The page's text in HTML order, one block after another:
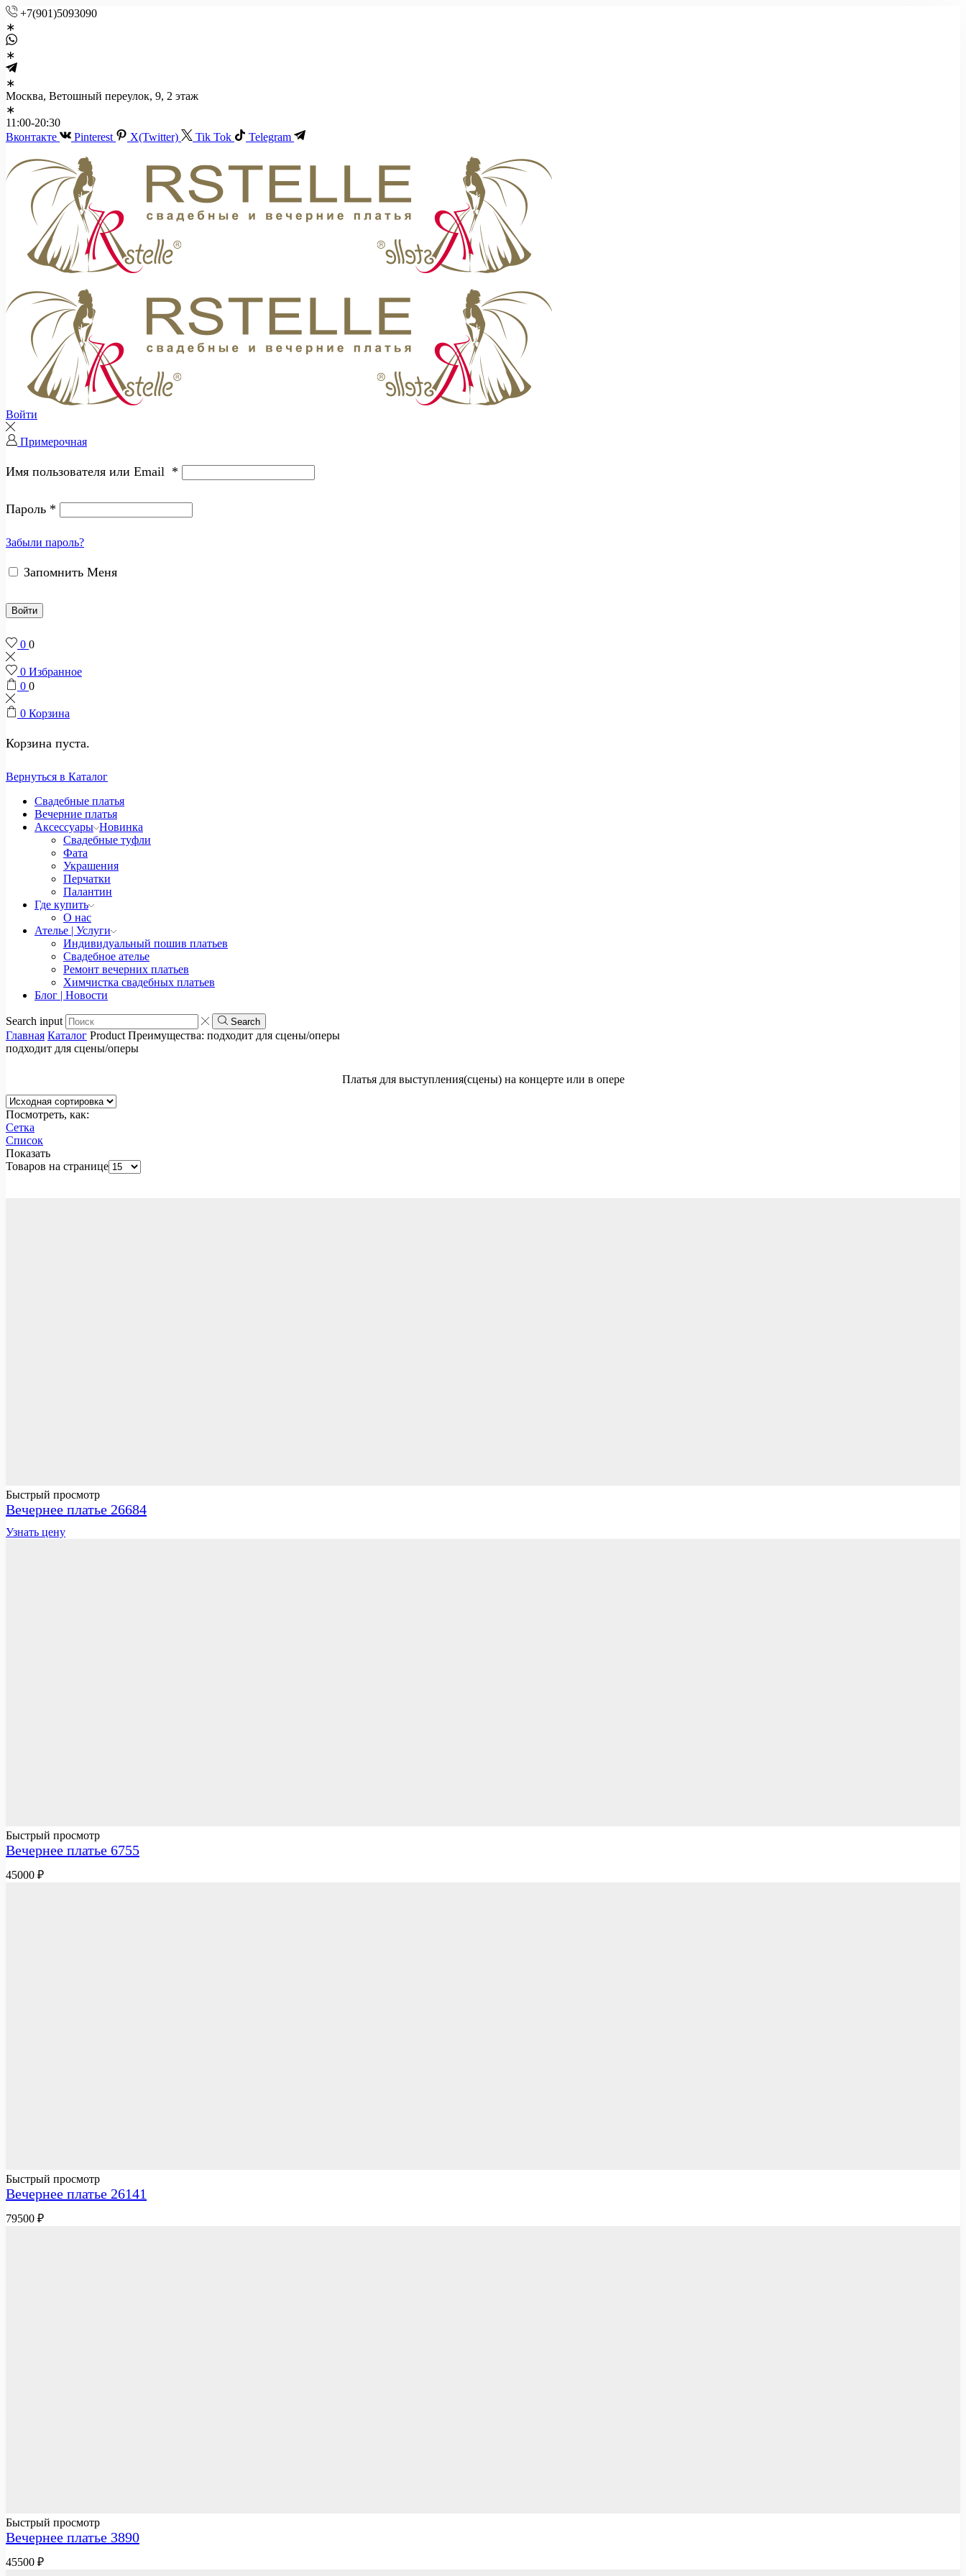
+7(901)5093090
Москва, Ветошный переулок, 9, 2 этаж
11:00-20:30
Вконтакте
Pinterest X(Twitter) Tik Tok Telegram
Войти
Примерочная
Имя пользователя или Email *
Пароль *
Забыли пароль?
Запомнить Меня
Войти
0 0
0 Избранное
0 0
0 Корзина
Корзина пуста.
Вернуться в Каталог
Свадебные платья
Вечерние платья
Аксессуары Новинка
Свадебные туфли
Фата
Украшения
Перчатки
Палантин
Где купить
О нас
Ателье | Услуги
Индивидуальный пошив платьев
Свадебное ателье
Ремонт вечерних платьев
Химчистка свадебных платьев
Блог | Новости
Search input Search
Главная Каталог Product Преимущества: подходит для сцены/оперы
подходит для сцены/оперы
Платья для выступления(сцены) на концерте или в опере
Посмотреть, как:
Сетка
Список
Показать
Товаров на странице
Быстрый просмотр
Вечернее платье 26684
Узнать цену
Быстрый просмотр
Вечернее платье 6755
45000 ₽
Быстрый просмотр
Вечернее платье 26141
79500 ₽
Быстрый просмотр
Вечернее платье 3890
45500 ₽